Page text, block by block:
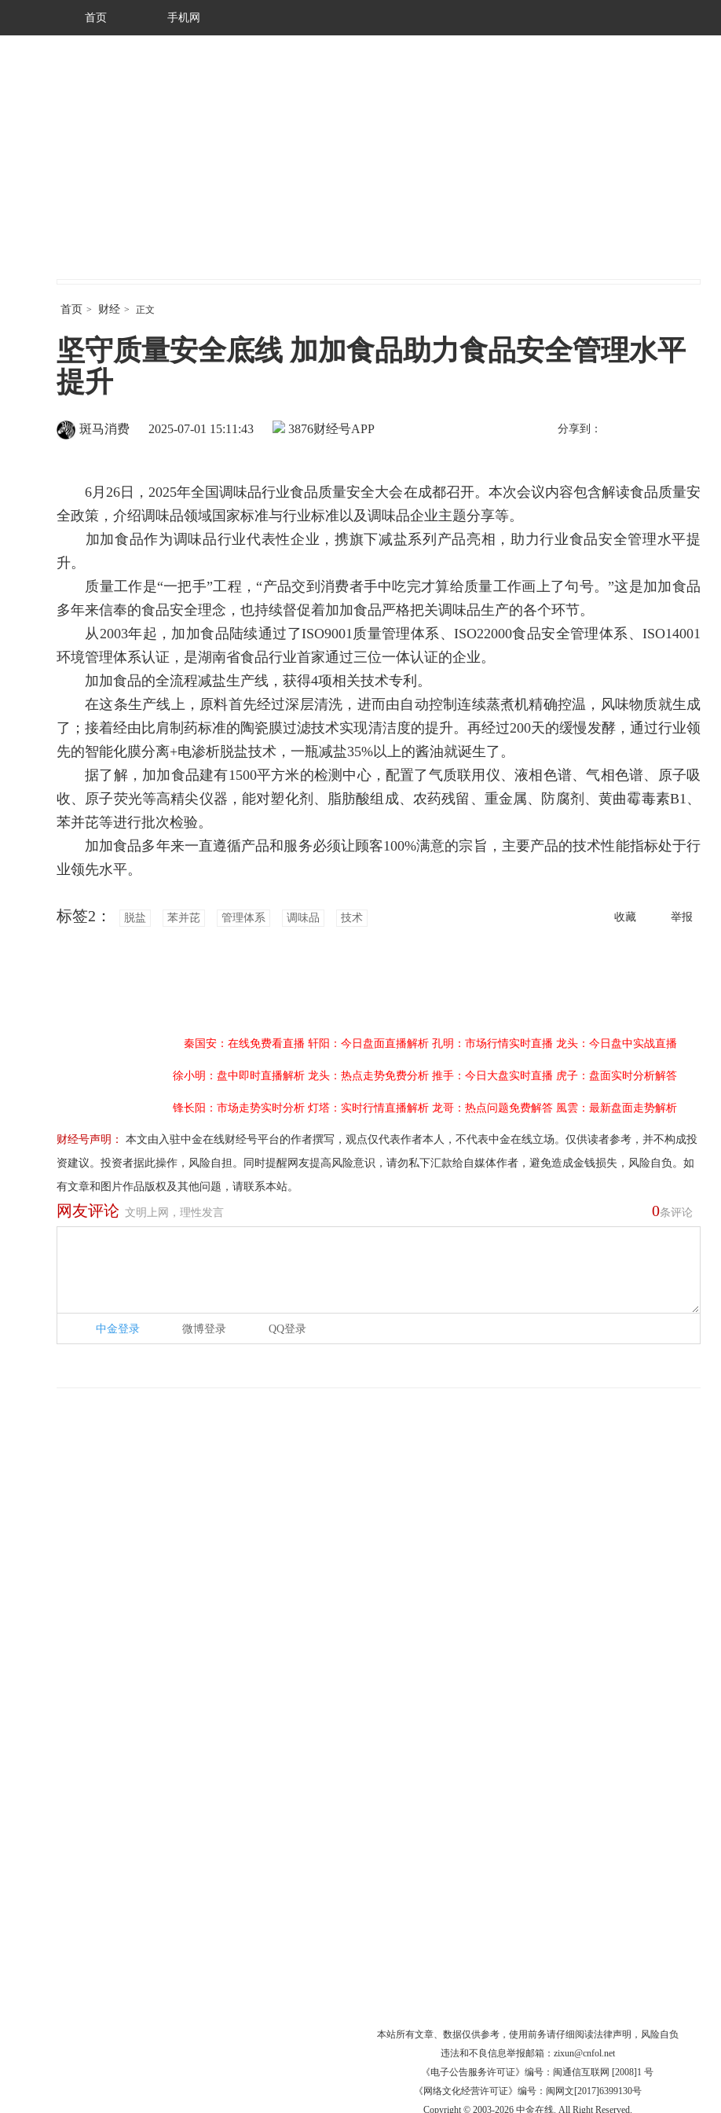
首页 手机网
首页 > 财经 > 正文
坚守质量安全底线 加加食品助力食品安全管理水平
提升
财经号APP
斑马消费 2025-07-01 15:11:43 3876 分享到：
6月26日，2025年全国调味品行业食品质量安全大会在成都召开。本次会议内容包含解读食品质量安
全政策，介绍调味品领域国家标准与行业标准以及调味品企业主题分享等。
加加食品作为调味品行业代表性企业，携旗下减盐系列产品亮相，助力行业食品安全管理水平提
升。
质量工作是“一把手”工程，“产品交到消费者手中吃完才算给质量工作画上了句号。”这是加加食品
多年来信奉的食品安全理念，也持续督促着加加食品严格把关调味品生产的各个环节。
从2003年起，加加食品陆续通过了ISO9001质量管理体系、ISO22000食品安全管理体系、ISO14001
环境管理体系认证，是湖南省食品行业首家通过三位一体认证的企业。
加加食品的全流程减盐生产线，获得4项相关技术专利。
在这条生产线上，原料首先经过深层清洗，进而由自动控制连续蒸煮机精确控温，风味物质就生成
了；接着经由比肩制药标准的陶瓷膜过滤技术实现清洁度的提升。再经过200天的缓慢发酵，通过行业领
先的智能化膜分离+电渗析脱盐技术，一瓶减盐35%以上的酱油就诞生了。
据了解，加加食品建有1500平方米的检测中心，配置了气质联用仪、液相色谱、气相色谱、原子吸
收、原子荧光等高精尖仪器，能对塑化剂、脂肪酸组成、农药残留、重金属、防腐剂、黄曲霉毒素B1、
苯并芘等进行批次检验。
加加食品多年来一直遵循产品和服务必须让顾客100%满意的宗旨，主要产品的技术性能指标处于行
业领先水平。
收藏 举报
标签2： 脱盐 苯并芘 管理体系 调味品 技术
秦国安：在线免费看直播 轩阳：今日盘面直播解析 孔明：市场行情实时直播 龙头：今日盘中实战直播
徐小明：盘中即时直播解析 龙头：热点走势免费分析 推手：今日大盘实时直播 虎子：盘面实时分析解答
锋长阳：市场走势实时分析 灯塔：实时行情直播解析 龙哥：热点问题免费解答 風雲：最新盘面走势解析
财经号声明：
本文由入驻中金在线财经号平台的作者撰写，观点仅代表作者本人，不代表中金在线立场。仅供读者参考，并不构成投
资建议。投资者据此操作，风险自担。同时提醒网友提高风险意识，请勿私下汇款给自媒体作者，避免造成金钱损失，风险自负。如
有文章和图片作品版权及其他问题，请联系本站。
0条评论
网友评论 文明上网，理性发言
中金登录 微博登录 QQ登录
本站所有文章、数据仅供参考，使用前务请仔细阅读法律声明 ，风险自负
违法和不良信息举报邮箱： zixun@cnfol.net
《电子公告服务许可证》编号：闽通信互联网 [2008]1 号
《网络文化经营许可证》编号：闽网文[2017]6399130号
Copyright © 2003-2026 中金在线. All Right Reserved.